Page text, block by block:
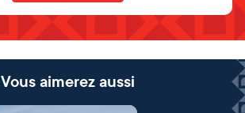
Vous aimerez aussi